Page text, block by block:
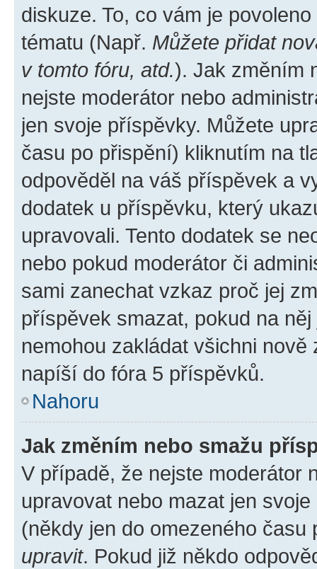
diskuze. To, co vám je
tématu (Např. Můžete přidat
v tomto fóru, atd.). Jak změním
nejste moderátor nebo
jen svoje příspěvky. Můžete
času po přispění) kliknutím na
odpověděl na váš příspěvek a
dodatek u příspěvku, který
upravovali. Tento dodatek se
nebo pokud moderátor či
sami zanechat vzkaz proč jej
příspěvek smazat, pokud na
nemohou zakládat všichni
napíší do fóra 5 příspěvků.
Nahoru
Jak změním nebo smažu
V případě, že nejste moderátor
upravovat nebo mazat jen
(někdy jen do omezeného
upravit. Pokud již někdo